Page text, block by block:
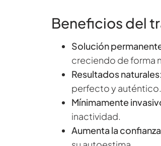
Beneficios del
Solución
creciendo de forma
Resultados naturales
perfecto y auténtico.
Mínimamente
inactividad.
Aumenta la